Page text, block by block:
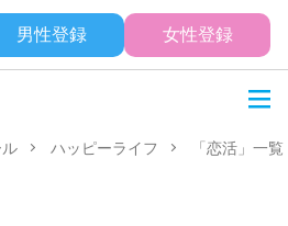
男性登録 女性登録
ハッピーライフ 「恋活」一覧